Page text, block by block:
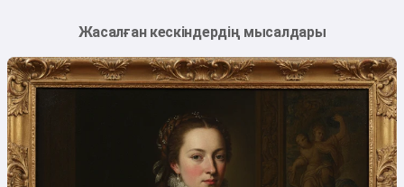
Жасалған кескіндердің мысалдары